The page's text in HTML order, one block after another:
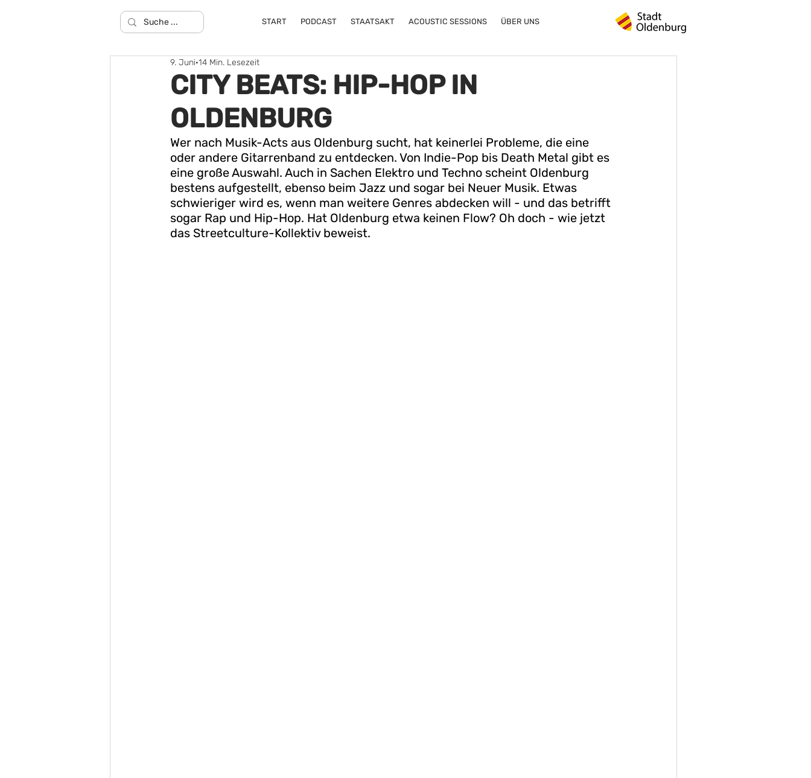
START PODCAST STAATSAKT ACOUSTIC SESSIONS ÜBER UNS
CITY BEATS: HIP-HOP IN
OLDENBURG
9. Juni 14 Min. Lesezeit
Wer nach Musik-Acts aus Oldenburg sucht, hat keinerlei Probleme, die eine
oder andere Gitarrenband zu entdecken. Von Indie-Pop bis Death Metal gibt es
eine große Auswahl. Auch in Sachen Elektro und Techno scheint Oldenburg
bestens aufgestellt, ebenso beim Jazz und sogar bei Neuer Musik. Etwas
schwieriger wird es, wenn man weitere Genres abdecken will - und das betrifft
sogar Rap und Hip-Hop. Hat Oldenburg etwa keinen Flow? Oh doch - wie jetzt
das Streetculture-Kollektiv beweist.